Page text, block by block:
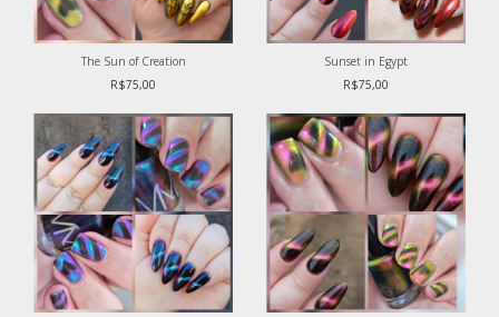
The Sun of Creation
R$75,00
Sunset in Egypt
R$75,00